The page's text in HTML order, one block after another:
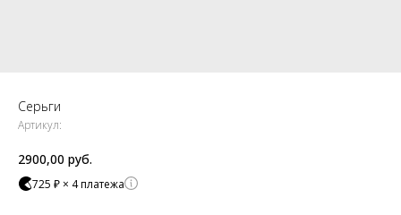
Серьги
Артикул:
2900,00 руб.
725 ₽ × 4 платежа